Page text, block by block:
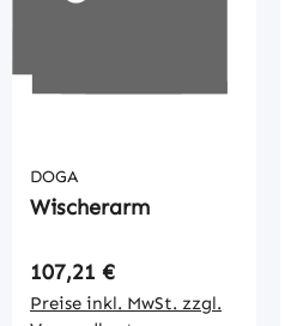
DOGA
Wischerarm
Regulärer Preis:
107,21 €
Preise inkl. MwSt. zzgl.